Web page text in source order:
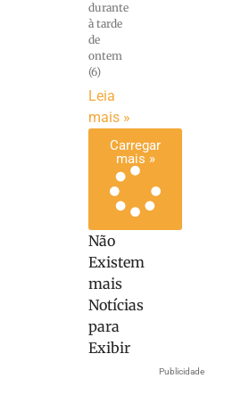
durante
à tarde
de
ontem
(6)
Leia
mais »
Carregar
mais »
Não
Existem
mais
Notícias
para
Exibir
Publicidade